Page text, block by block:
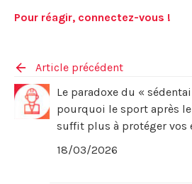
Pour réagir, connectez-vous !
Article précédent
Le paradoxe du «
pourquoi le sport après
suffit plus à protéger vos
18/03/2026